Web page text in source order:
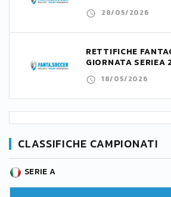
28/05/2026
RETTIFICHE
GIORNATA
18/05/2026
CLASSIFICHE CAMPIONATI
SERIE A